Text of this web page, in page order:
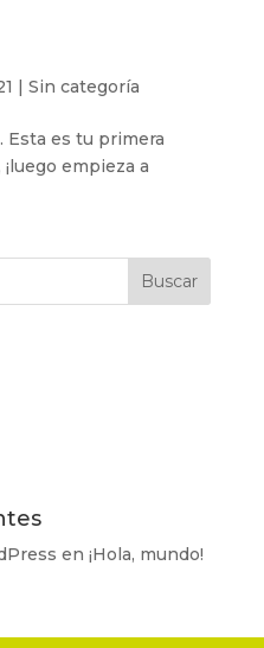
| Sin categoría
Esta es tu primera
empieza a
en ¡Hola, mundo!